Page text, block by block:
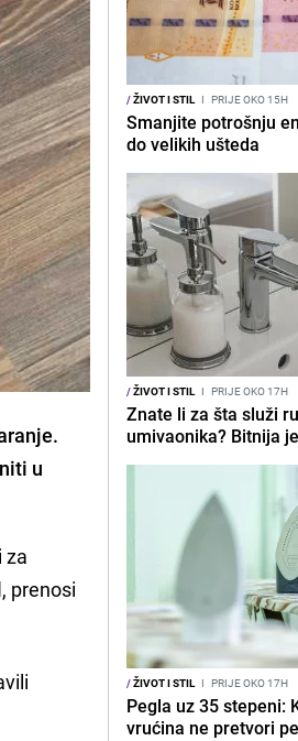
u
za
, prenosi
/ŽIVOT I STIL I PRIJE OKO 15H
Smanjite potrošnju
do velikih ušteda
/ŽIVOT I STIL I PRIJE OKO 17H
Znate li za šta služi
umivaonika? Bitnija
/ŽIVOT I STIL I PRIJE OKO 17H
Pegla uz 35 stepeni:
vrućina ne pretvori